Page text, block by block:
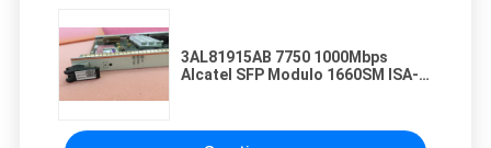
3AL81915AB 7750 1000Mbps
Alcatel SFP Modulo 1660SM ISA-